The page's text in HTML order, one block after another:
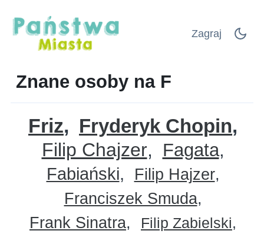
Zagraj
Znane osoby na F
Friz Fryderyk Chopin
Filip Chajzer Fagata
Fabiański
Filip Hajzer
Franciszek Smuda
Frank Sinatra
Filip Zabielski